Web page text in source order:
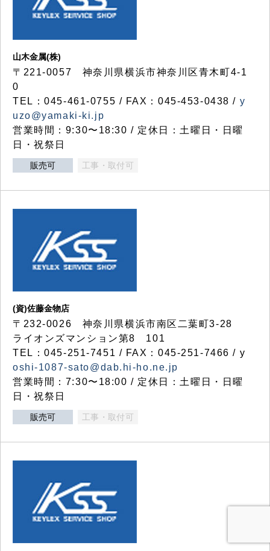
山木金属(株)
〒221-0057 神奈川県横浜市神奈川区青木町4-1
0
TEL：045-461-0755 / FAX：045-453-0438 / y
uzo@yamaki-ki.jp
営業時間：9:30〜18:30 / 定休日：土曜日・日曜
日・祝祭日
販売可 工事・取付可
(資)佐藤金物店
〒232-0026 神奈川県横浜市南区二葉町3-28
ライオンズマンション第8 101
TEL：045-251-7451 / FAX：045-251-7466 / y
oshi-1087-sato@dab.hi-ho.ne.jp
営業時間：7:30〜18:00 / 定休日：土曜日・日曜
日・祝祭日
販売可 工事・取付可